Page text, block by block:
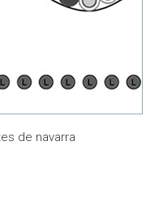
de navarra